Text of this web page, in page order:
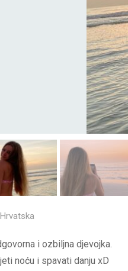
Hrvatska
i ozbiljna djevojka.
noću i spavati danju xD